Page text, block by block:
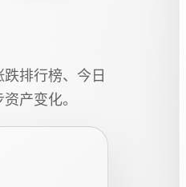
排行榜、今日
产变化。